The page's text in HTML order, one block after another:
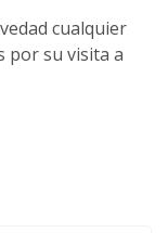
cualquier
por su visita a